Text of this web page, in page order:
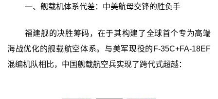
一、舰载机体系代差：中美航母交锋的胜负手
福建舰的决胜筹码，在于其构建了全球首个专为高端
海战优化的舰载航空体系。与美军现役的F-35C+FA-18EF
混编机队相比，中国舰载航空兵实现了跨代式超越：